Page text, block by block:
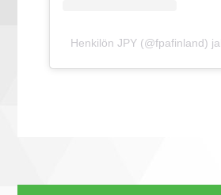
Henkilön JPY (@fpafinland)